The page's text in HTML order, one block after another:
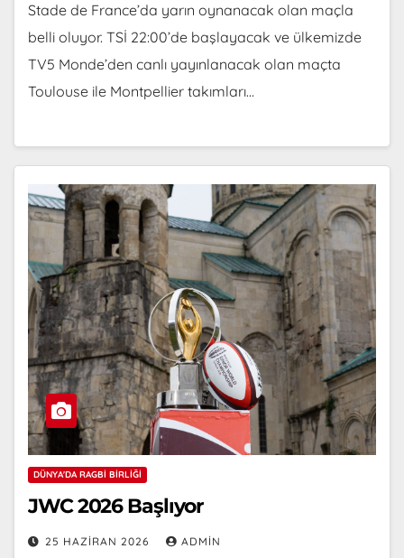
Stade de France’da yarın oynanacak olan maçla
belli oluyor. TSİ 22:00’de başlayacak ve ülkemizde
TV5 Monde’den canlı yayınlanacak olan maçta
Toulouse ile Montpellier takımları…
DÜNYA'DA RAGBI BIRLIĞI
JWC 2026 Başlıyor
25 HAZIRAN 2026 ADMIN